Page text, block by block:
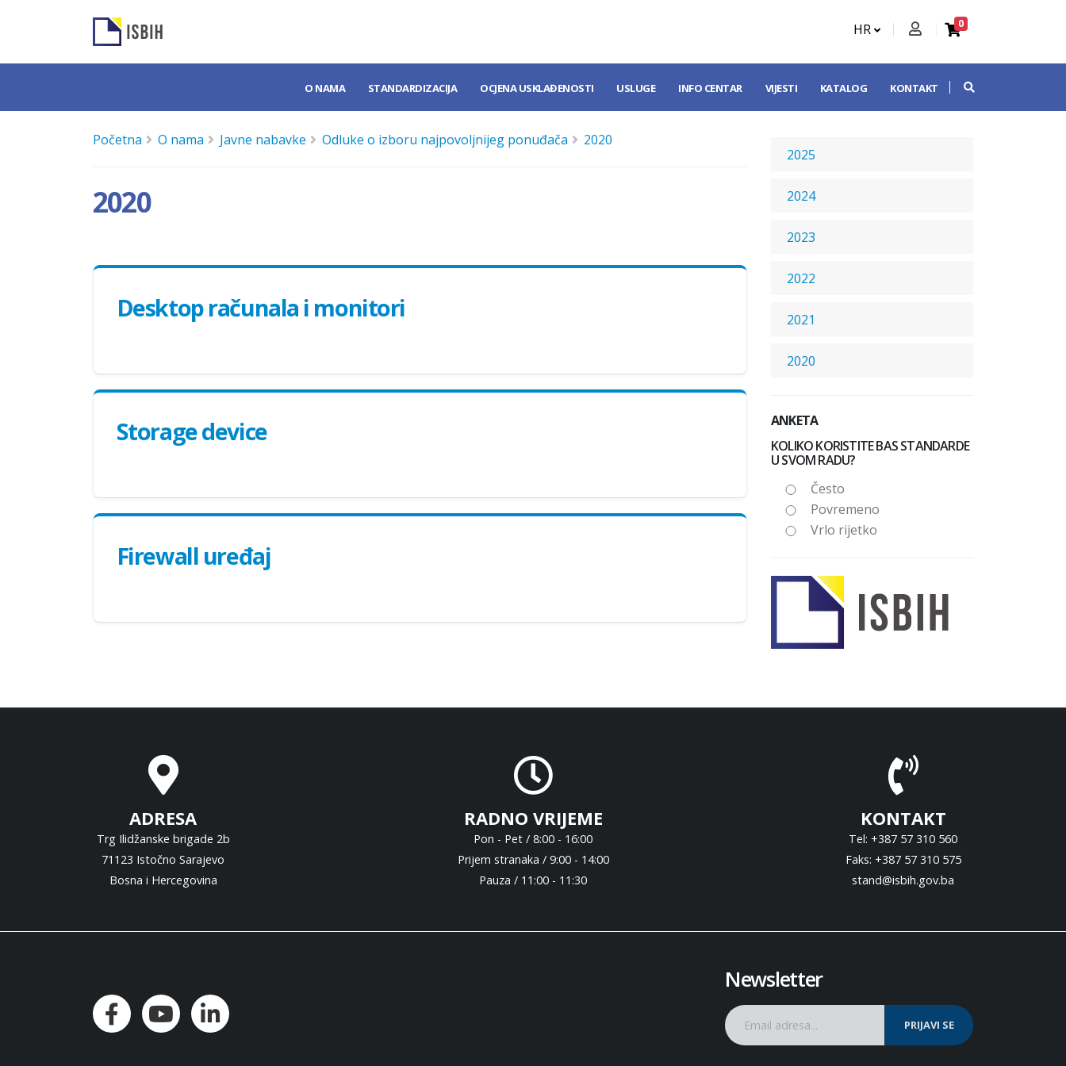
HR 0
O NAMA STANDARDIZACIJA OCJENA USKLAĐENOSTI USLUGE INFO CENTAR VIJESTI KATALOG KONTAKT
Početna O nama Javne nabavke Odluke o izboru najpovoljnijeg ponuđača 2020
2020
Desktop računala i monitori
Storage device
Firewall uređaj
2025
2024
2023
2022
2021
2020
ANKETA
KOLIKO KORISTITE BAS STANDARDE
U SVOM RADU?
Često
Povremeno
Vrlo rijetko
ADRESA
Trg Ilidžanske brigade 2b
71123 Istočno Sarajevo
Bosna i Hercegovina
RADNO VRIJEME
Pon - Pet / 8:00 - 16:00
Prijem stranaka / 9:00 - 14:00
Pauza / 11:00 - 11:30
KONTAKT
Tel: +387 57 310 560
Faks: +387 57 310 575
stand@isbih.gov.ba
Newsletter
PRIJAVI SE